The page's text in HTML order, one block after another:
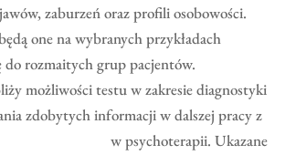
zaburzeń oraz profili osobowości.
one na wybranych przykładach
do rozmaitych grup pacjentów.
możliwości testu w zakresie diagnostyki
zdobytych informacji w dalszej pracy z
w psychoterapii. Ukazane